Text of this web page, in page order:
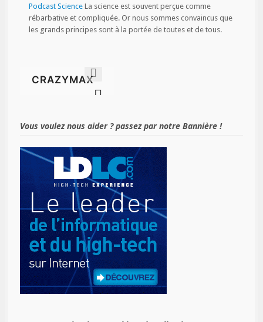
Podcast Science La science est souvent perçue comme
rébarbative et compliquée. Or nous sommes convaincus que
les grands principes sont à la portée de toutes et de tous.
Vous voulez nous aider ? passez par notre Bannière !